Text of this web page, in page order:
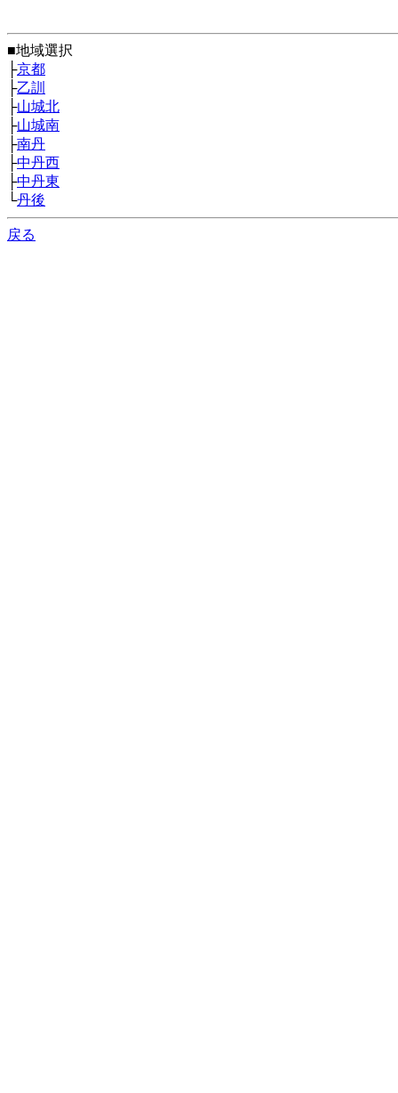
■地域選択
├京都
├乙訓
├山城北
├山城南
├南丹
├中丹西
├中丹東
└丹後
戻る